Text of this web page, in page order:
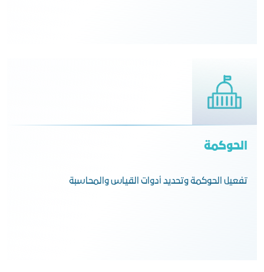
الحوكمة
تفعيل الحوكمة وتحديد أدوات القياس والمحاسبة